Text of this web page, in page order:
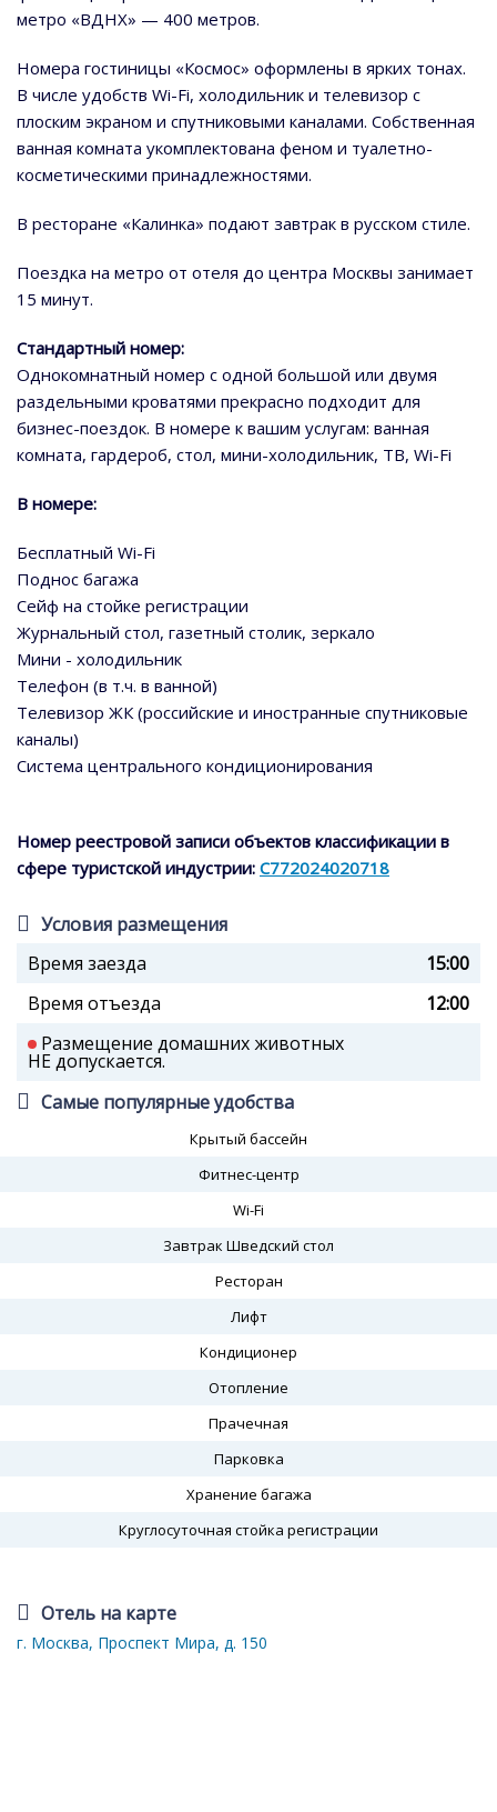
метро «ВДНХ» — 400 метров.
Номера гостиницы «Космос» оформлены в ярких тонах.
В числе удобств Wi-Fi, холодильник и телевизор с
плоским экраном и спутниковыми каналами. Собственная
ванная комната укомплектована феном и туалетно-
косметическими принадлежностями.
В ресторане «Калинка» подают завтрак в русском стиле.
Поездка на метро от отеля до центра Москвы занимает
15 минут.
Стандартный номер:
Однокомнатный номер с одной большой или двумя
раздельными кроватями прекрасно подходит для
бизнес-поездок. В номере к вашим услугам: ванная
комната, гардероб, стол, мини-холодильник, ТВ, Wi-Fi
В номере:
Бесплатный Wi-Fi
Поднос багажа
Сейф на стойке регистрации
Журнальный стол, газетный столик, зеркало
Мини - холодильник
Телефон (в т.ч. в ванной)
Телевизор ЖК (российские и иностранные спутниковые
каналы)
Система центрального кондиционирования
Номер реестровой записи объектов классификации в
сфере туристской индустрии: С772024020718
Условия размещения
Время заезда
15:00
Время отъезда
12:00
Размещение домашних животных
НЕ допускается.
Самые популярные удобства
Крытый бассейн
Фитнес-центр
Wi-Fi
Завтрак Шведский стол
Ресторан
Лифт
Кондиционер
Отопление
Прачечная
Парковка
Хранение багажа
Круглосуточная стойка регистрации
Отель на карте
г. Москва, Проспект Мира, д. 150